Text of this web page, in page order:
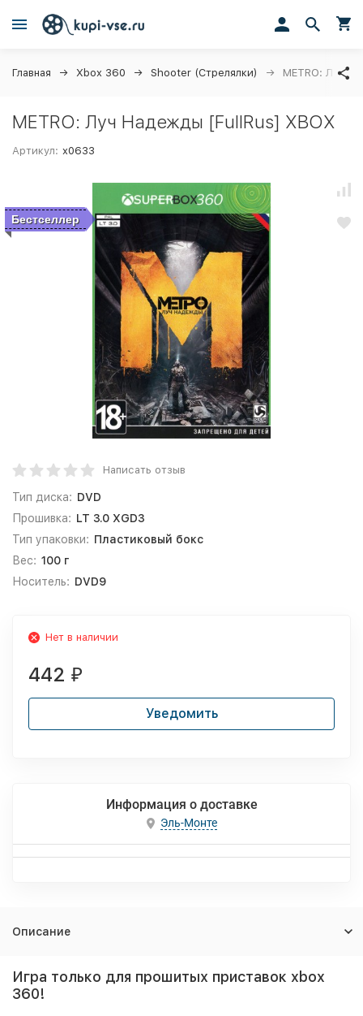
Главная Xbox 360 Shooter (Стрелялки) METRO: Луч
METRO: Луч Надежды [FullRus] XBOX
Артикул: x0633
Бестселлер
Написать отзыв
Тип диска: DVD
Прошивка: LT 3.0 XGD3
Тип упаковки: Пластиковый бокс
Вес: 100 г
Носитель: DVD9
Нет в наличии
442 ₽
Уведомить
Информация о доставке
Эль-Монте
Описание
Игра только для прошитых приставок xbox
360!